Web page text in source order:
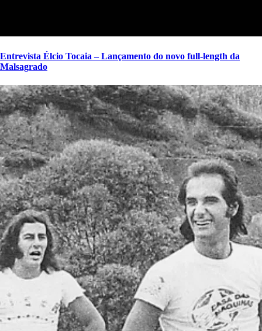
Entrevista Élcio Tocaia – Lançamento do novo full-length da
Malsagrado